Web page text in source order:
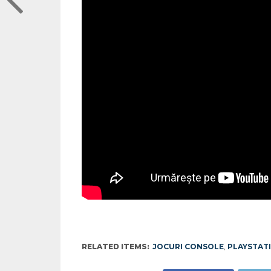
RELATED ITEMS: JOCURI CONSOLE,